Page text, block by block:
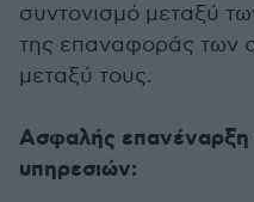
συντονισμό μεταξύ
της επαναφοράς των
μεταξύ τους.
Ασφαλής επανέναρξη
υπηρεσιών: